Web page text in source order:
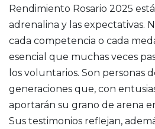
Rendimiento Rosario 2025
adrenalina y las expectativas.
cada competencia o cada
esencial que muchas veces
los voluntarios. Son personas
generaciones que, con
aportarán su grano de arena
Sus testimonios reflejan,